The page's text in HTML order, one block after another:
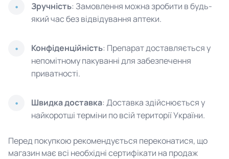
Зручність: Замовлення можна зробити в будь-
який час без відвідування аптеки.
Конфіденційність: Препарат доставляється у
непомітному пакуванні для забезпечення
приватності.
Швидка доставка: Доставка здійснюється у
найкоротші терміни по всій території України.
Перед покупкою рекомендується переконатися, що
магазин має всі необхідні сертифікати на продаж